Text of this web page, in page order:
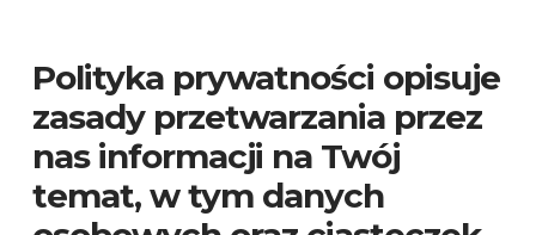
Polityka prywatności opisuje
zasady przetwarzania przez
nas informacji na Twój
temat, w tym danych